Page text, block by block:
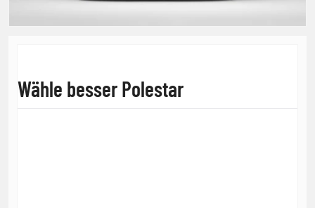
Wähle besser Polestar